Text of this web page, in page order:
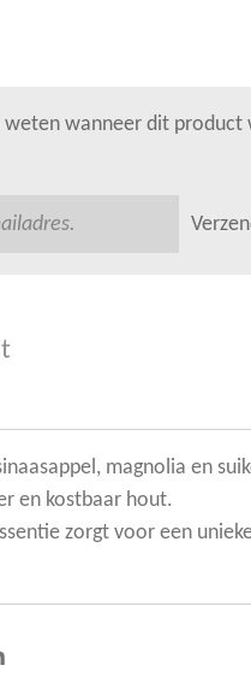
weten wanneer dit product
magnolia en
en kostbaar hout.
zorgt voor een